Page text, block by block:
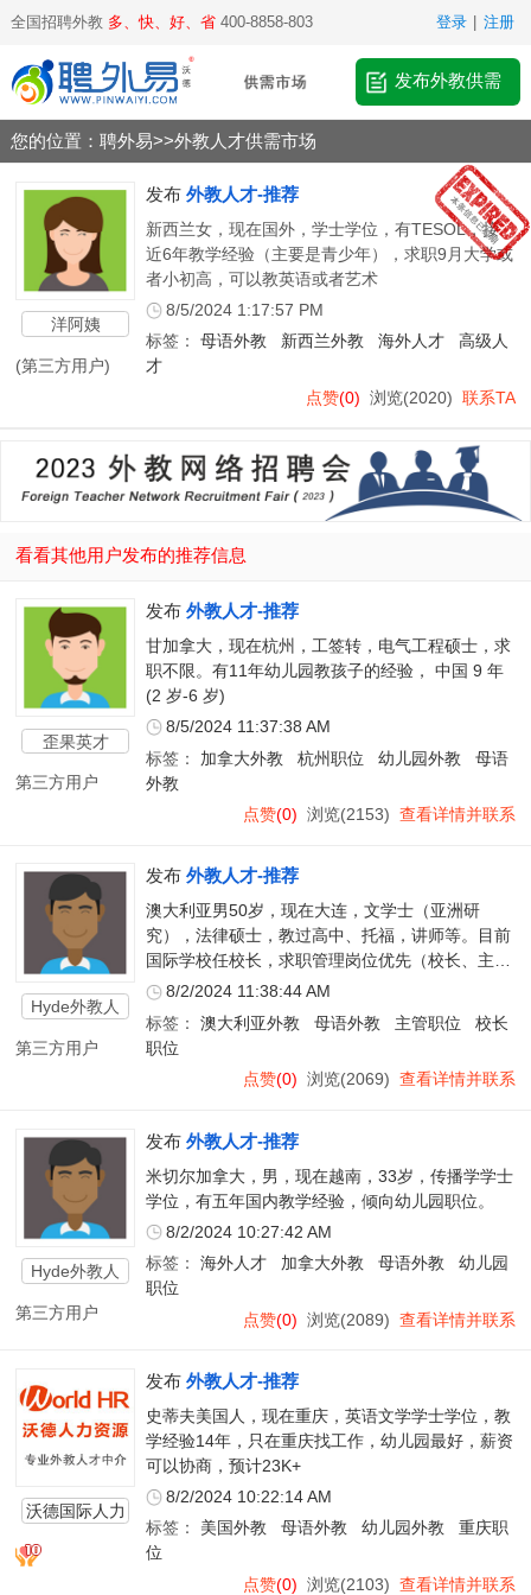
全国招聘外教 多、快、好、省400-8858-803 登录 注册
发布外教供需
您的位置： 聘外易>>外教人才供需市场
洋阿姨
(第三方用户)
发布 外教人才-推荐
新西兰女，现在国外，学士学位，有TESOL，接
近6年教学经验（主要是青少年），求职9月大学或
者小初高，可以教英语或者艺术
8/5/2024 1:17:57 PM
标签： 母语外教 新西兰外教 海外人才
高级人
才
点赞(0) 浏览(2020) 联系TA
看看其他用户发布的推荐信息
歪果英才
第三方用户
发布 外教人才-推荐
甘加拿大，现在杭州，工签转，电气工程硕士，求
职不限。有11年幼儿园教孩子的经验， 中国 9 年
(2 岁-6 岁)
8/5/2024 11:37:38 AM
标签： 加拿大外教 杭州职位 幼儿园外教
母语
外教
点赞(0) 浏览(2153) 查看详情并联系
Hyde外教人
第三方用户
发布 外教人才-推荐
澳大利亚男50岁，现在大连，文学士（亚洲研
究），法律硕士，教过高中、托福，讲师等。目前
国际学校任校长，求职管理岗位优先（校长、主管
等），也考虑教学岗，薪资协商。8月到岗。
8/2/2024 11:38:44 AM
标签： 澳大利亚外教 母语外教 主管职位
校长
职位
点赞(0) 浏览(2069) 查看详情并联系
Hyde外教人
第三方用户
发布 外教人才-推荐
米切尔加拿大，男，现在越南，33岁，传播学学士
学位，有五年国内教学经验，倾向幼儿园职位。
8/2/2024 10:27:42 AM
标签： 海外人才 加拿大外教 母语外教
幼儿园
职位
点赞(0) 浏览(2089) 查看详情并联系
沃德国际人力
发布 外教人才-推荐
史蒂夫美国人，现在重庆，英语文学学士学位，教
学经验14年，只在重庆找工作，幼儿园最好，薪资
可以协商，预计23K+
8/2/2024 10:22:14 AM
标签： 美国外教 母语外教 幼儿园外教
重庆职
位
点赞(0) 浏览(2103) 查看详情并联系